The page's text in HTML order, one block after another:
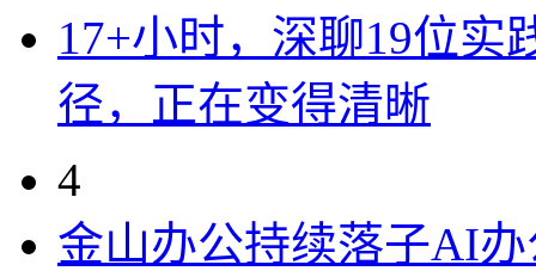
17+小时，深聊19位实
径，正在变得清晰
4
金山办公持续落子AI办